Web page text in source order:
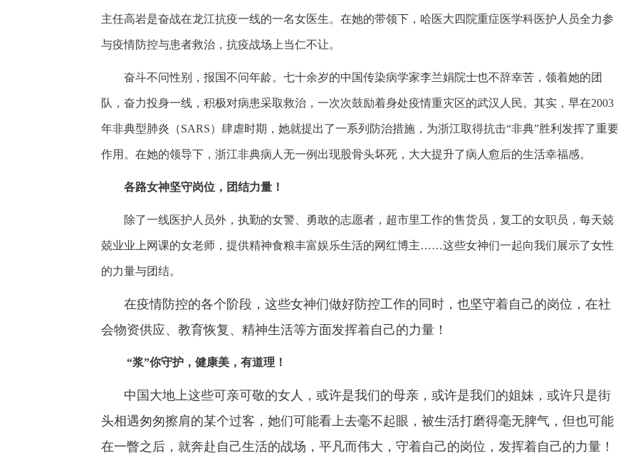
主任高岩是奋战在龙江抗疫一线的一名女医生。在她的带领下，哈医大四院重症医学科医护人员全力参
与疫情防控与患者救治，抗疫战场上当仁不让。
奋斗不问性别，报国不问年龄。七十余岁的中国传染病学家李兰娟院士也不辞幸苦，领着她的团
队，奋力投身一线，积极对病患采取救治，一次次鼓励着身处疫情重灾区的武汉人民。其实，早在2003
年非典型肺炎（SARS）肆虐时期，她就提出了一系列防治措施，为浙江取得抗击“非典”胜利发挥了重要
作用。在她的领导下，浙江非典病人无一例出现股骨头坏死，大大提升了病人愈后的生活幸福感。
各路女神坚守岗位，团结力量！
除了一线医护人员外，执勤的女警、勇敢的志愿者，超市里工作的售货员，复工的女职员，每天兢
兢业业上网课的女老师，提供精神食粮丰富娱乐生活的网红博主……这些女神们一起向我们展示了女性
的力量与团结。
在疫情防控的各个阶段，这些女神们做好防控工作的同时，也坚守着自己的岗位，在社
会物资供应、教育恢复、精神生活等方面发挥着自己的力量！
“浆”你守护，健康美，有道理！
中国大地上这些可亲可敬的女人，或许是我们的母亲，或许是我们的姐妹，或许只是街
头相遇匆匆擦肩的某个过客，她们可能看上去毫不起眼，被生活打磨得毫无脾气，但也可能
在一瞥之后，就奔赴自己生活的战场，平凡而伟大，守着自己的岗位，发挥着自己的力量！